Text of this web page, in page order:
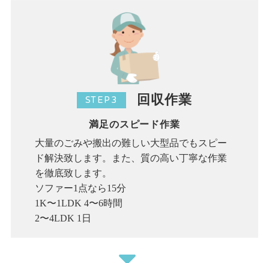
STEP3 回収作業
満足のスピード作業
大量のごみや搬出の難しい大型品でもスピー
ド解決致します。また、質の高い丁寧な作業
を徹底致します。
ソファー1点なら15分
1K〜1LDK 4〜6時間
2〜4LDK 1日